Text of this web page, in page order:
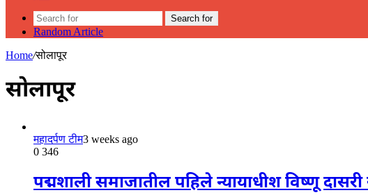
Search for
Random Article
Home/सोलापूर
सोलापूर
महादर्पण टीम3 weeks ago
0 346
पद्मशाली समाजातील पहिले न्यायाधीश विष्णू